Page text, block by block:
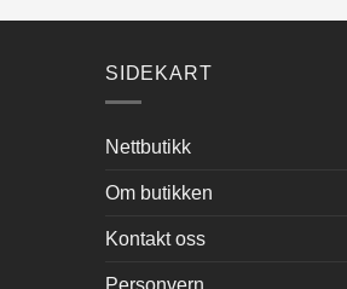
SIDEKART
Nettbutikk
Om butikken
Kontakt oss
Personvern